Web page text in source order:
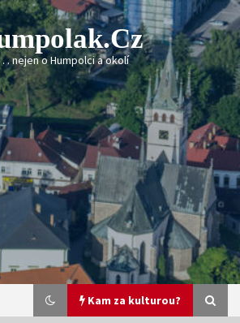
. . nejen o Humpolci a okolí
Kam za kulturou?